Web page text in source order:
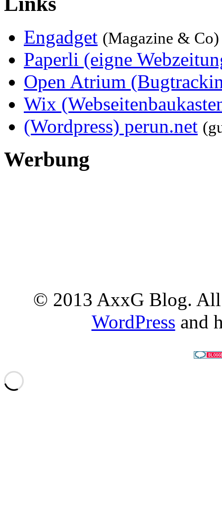
Engadget (Magazine & Co)
Paperli (eigne
Open Atrium
Wix
(Wordpress) perun.net
Werbung
© 2013 AxxG Blog. All
WordPress and